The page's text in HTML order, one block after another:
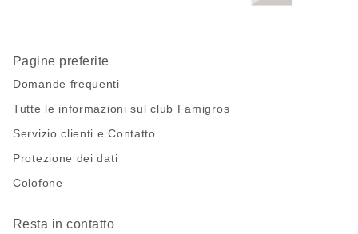
Pagine preferite
Domande frequenti
Tutte le informazioni sul club Famigros
Servizio clienti e Contatto
Protezione dei dati
Colofone
Resta in contatto